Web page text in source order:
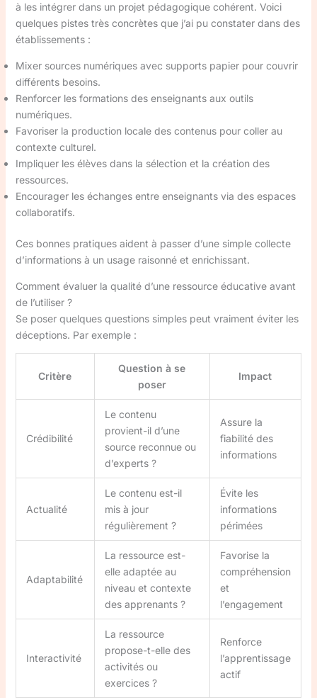
à les intégrer dans un projet pédagogique cohérent. Voici
quelques pistes très concrètes que j’ai pu constater dans des
établissements :
Mixer sources numériques avec supports papier pour couvrir
différents besoins.
Renforcer les formations des enseignants aux outils
numériques.
Favoriser la production locale des contenus pour coller au
contexte culturel.
Impliquer les élèves dans la sélection et la création des
ressources.
Encourager les échanges entre enseignants via des espaces
collaboratifs.
Ces bonnes pratiques aident à passer d’une simple collecte
d’informations à un usage raisonné et enrichissant.
Comment évaluer la qualité d’une ressource éducative avant
de l’utiliser ?
Se poser quelques questions simples peut vraiment éviter les
déceptions. Par exemple :
Critère
Question à se
poser
Impact
Crédibilité
Le contenu
provient-il d’une
source reconnue ou
d’experts ?
Assure la
fiabilité des
informations
Actualité
Le contenu est-il
mis à jour
régulièrement ?
Évite les
informations
périmées
Adaptabilité
La ressource est-
elle adaptée au
niveau et contexte
des apprenants ?
Favorise la
compréhension
et
l’engagement
Interactivité
La ressource
propose-t-elle des
activités ou
exercices ?
Renforce
l’apprentissage
actif